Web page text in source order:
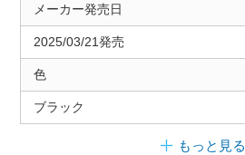
メーカー発売日
2025/03/21発売
色
ブラック
もっと見る